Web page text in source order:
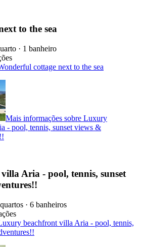
to the sea
· 1 banheiro
cottage next to the sea
Mais informações sobre Luxury
- pool, tennis, sunset views &
Aria - pool, tennis, sunset
· 6 banheiros
beachfront villa Aria - pool, tennis,